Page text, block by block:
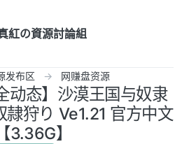
紅の資源討論組
发布区 网赚盘资源
动态】沙漠王国与奴隶
隷狩り Ve1.21 官方中文
3.36G】